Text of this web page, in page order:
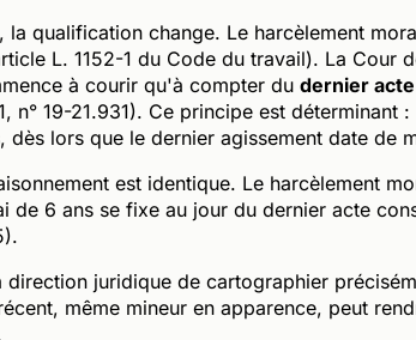
, la qualification change. Le harcèlement
L. 1152-1 du Code du travail). La Cour
à courir qu'à compter du dernier
n° 19-21.931). Ce principe est déterminant
dès lors que le dernier agissement date de
est identique. Le harcèlement
de 6 ans se fixe au jour du dernier acte
direction juridique de cartographier
même mineur en apparence, peut